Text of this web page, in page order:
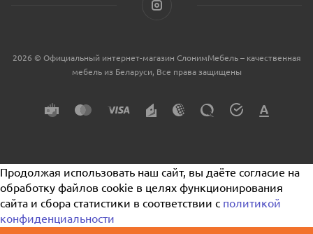
2026 © Официальный интернет-магазин СлонимМебель – качественная
мебель из Беларуси, Все права защищены
Продолжая использовать наш сайт, вы даёте согласие на
обработку файлов cookie в целях функционирования
сайта и сбора статистики в соответствии с политикой
конфиденциальности